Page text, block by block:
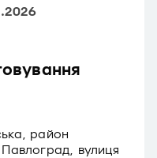
район
вулиця